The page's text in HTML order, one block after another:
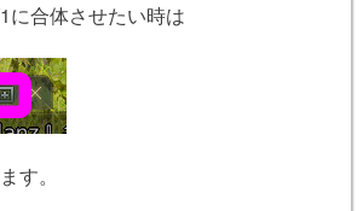
に合体させたい時は
す。